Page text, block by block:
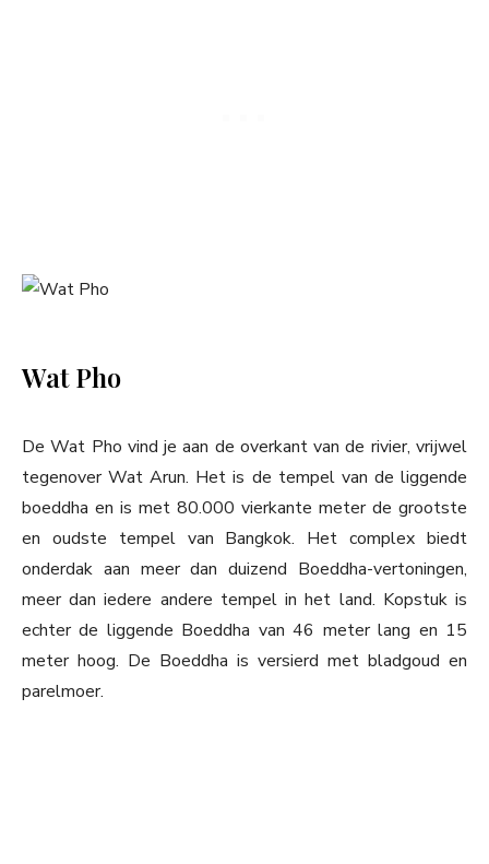
Wat Pho
De Wat Pho vind je aan de overkant van de rivier, vrijwel
tegenover Wat Arun. Het is de tempel van de liggende
boeddha en is met 80.000 vierkante meter de grootste
en oudste tempel van Bangkok. Het complex biedt
onderdak aan meer dan duizend Boeddha-vertoningen,
meer dan iedere andere tempel in het land. Kopstuk is
echter de liggende Boeddha van 46 meter lang en 15
meter hoog. De Boeddha is versierd met bladgoud en
parelmoer.